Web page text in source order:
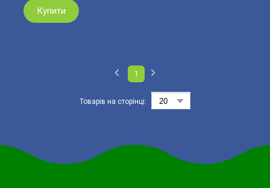
Купити
Товарів на сторінці:
1